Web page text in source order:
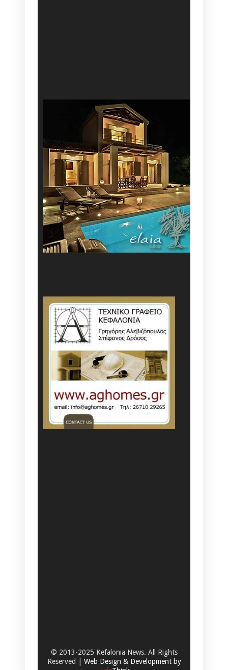
© 2013-2025 Kefalonia News. All Rights
Reserved | Web Design & Development by